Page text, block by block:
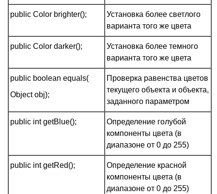
public Color brighter();
Установка более светлого
варианта того же цвета
public Color darker();
Установка более темного
варианта того же цвета
public boolean equals(
Object obj);
Проверка равенства цветов
текущего объекта и объекта,
заданного параметром
public int getBlue();
Определение голубой
компоненты цвета (в
диапазоне от 0 до 255)
public int getRed();
Определение красной
компоненты цвета (в
диапазоне от 0 до 255)